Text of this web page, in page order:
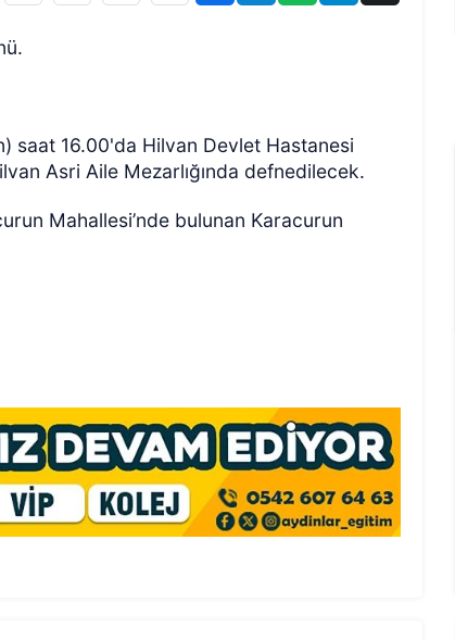
saat 16.00'da Hilvan Devlet Hastanesi
Asri Aile Mezarlığında defnedilecek.
Mahallesi’nde bulunan Karacurun